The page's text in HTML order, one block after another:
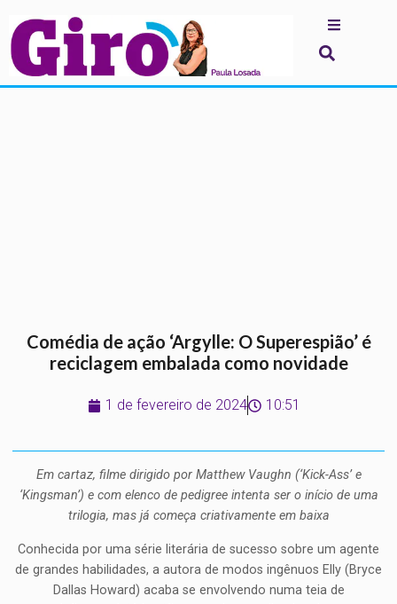
Comédia de ação ‘Argylle: O Superespião’ é
reciclagem embalada como novidade
1 de fevereiro de 2024 10:51
Em cartaz, filme dirigido por Matthew Vaughn (‘Kick-Ass’ e
‘Kingsman’) e com elenco de pedigree intenta ser o início de uma
trilogia, mas já começa criativamente em baixa
Conhecida por uma série literária de sucesso sobre um agente
de grandes habilidades, a autora de modos ingênuos Elly (Bryce
Dallas Howard) acaba se envolvendo numa teia de